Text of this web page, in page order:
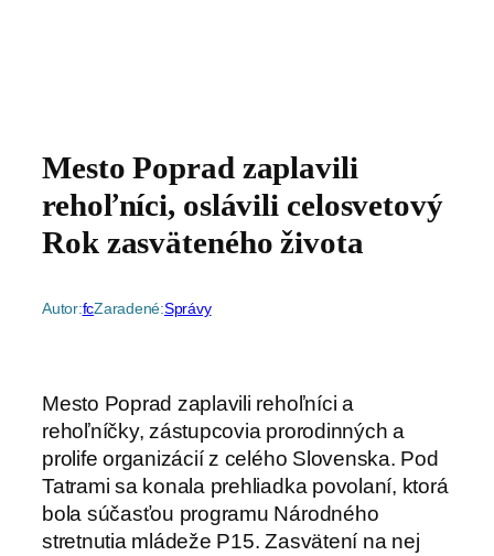
Mesto Poprad zaplavili
rehoľníci, oslávili celosvetový
Rok zasväteného života
Autor:fcZaradené:Správy
Mesto Poprad zaplavili rehoľníci a
rehoľníčky, zástupcovia prorodinných a
prolife organizácií z celého Slovenska. Pod
Tatrami sa konala prehliadka povolaní, ktorá
bola súčasťou programu Národného
stretnutia mládeže P15. Zasvätení na nej